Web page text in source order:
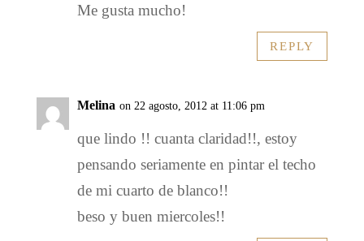
Me gusta mucho!
REPLY
Melina on 22 agosto, 2012 at 11:06 pm
que lindo !! cuanta claridad!!, estoy
pensando seriamente en pintar el techo
de mi cuarto de blanco!!
beso y buen miercoles!!